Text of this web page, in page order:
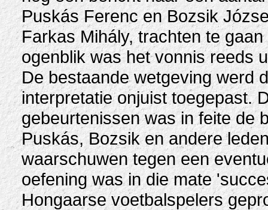
Puskás Ferenc en Bozsik
Farkas Mihály, trachten te
ogenblik was het vonnis reeds
De bestaande wetgeving werd
interpretatie onjuist toegepast.
gebeurtenissen was in feite de
Puskás, Bozsik en andere
waarschuwen tegen een
oefening was in die mate
Hongaarse voetbalspelers